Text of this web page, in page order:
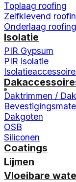
Toplaag roofing
Zelfklevend
Onderlaag roofing
Isolatie
PIR Gypsum
PIR isolatie
Daktrimmen /
Dakgoten
OSB
Siliconen
Coatings
Lijmen
Vloeibare